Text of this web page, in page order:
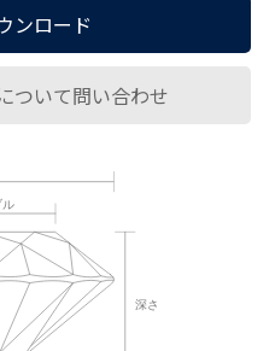
ンロード
ついて問い合わせ